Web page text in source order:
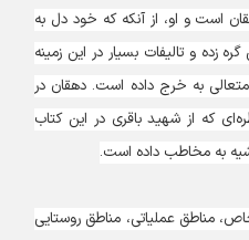
است و او، از آنکه که خود دل به
زده و تالیفات بسیار در این زمینه
به خرج داده است. دهقان در
که از شهید باقری در این کتاب
به مخاطب داده است.
مناطق عملیاتی، مناطق روستایی